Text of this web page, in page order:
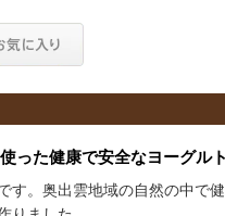
った健康で安全なヨーグルト
す。奥出雲地域の自然の中で